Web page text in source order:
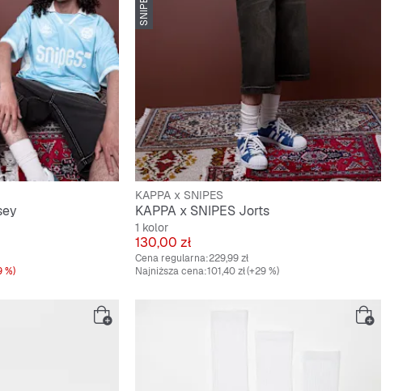
%)
KAPPA x SNIPES
KAPPA x SNIPES Jorts
1 kolor
Cena
130,00 zł
Cena regularna:229,99 zł
Najniższa cena:101,40 zł(+29 %)